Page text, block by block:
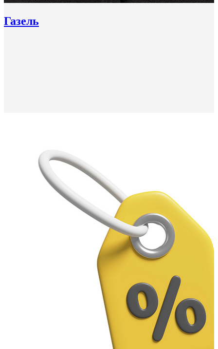
Газель